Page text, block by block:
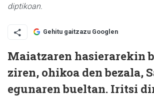
diptikoan.
Gehitu gaitzazu Googlen
Maiatzaren hasierarekin
ziren, ohikoa den bezala,
egunaren bueltan. Iritsi